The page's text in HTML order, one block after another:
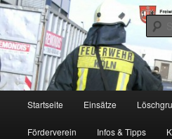
Zum
primären
Inhalt
springenFF Köln, LG RD
Freiwillige Feuerwehr Köln,
Startseite Einsätze
Förderverein Infos & Tipps